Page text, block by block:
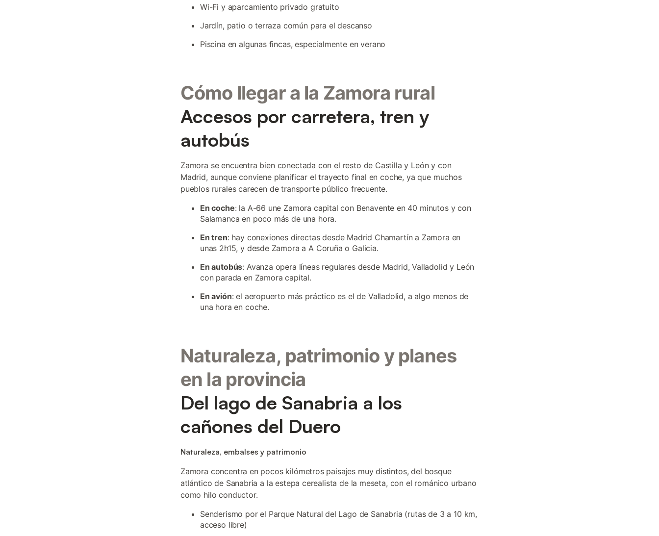
Wi-Fi y aparcamiento privado gratuito
Jardín, patio o terraza común para el descanso
Piscina en algunas fincas, especialmente en verano
Cómo llegar a la Zamora rural
Accesos por carretera, tren y
autobús
Zamora se encuentra bien conectada con el resto de Castilla y León y con
Madrid, aunque conviene planificar el trayecto final en coche, ya que muchos
pueblos rurales carecen de transporte público frecuente.
En coche: la A-66 une Zamora capital con Benavente en 40 minutos y con
Salamanca en poco más de una hora.
En tren: hay conexiones directas desde Madrid Chamartín a Zamora en
unas 2h15, y desde Zamora a A Coruña o Galicia.
En autobús: Avanza opera líneas regulares desde Madrid, Valladolid y León
con parada en Zamora capital.
En avión: el aeropuerto más práctico es el de Valladolid, a algo menos de
una hora en coche.
Naturaleza, patrimonio y planes
en la provincia
Del lago de Sanabria a los
cañones del Duero
Naturaleza, embalses y patrimonio
Zamora concentra en pocos kilómetros paisajes muy distintos, del bosque
atlántico de Sanabria a la estepa cerealista de la meseta, con el románico urbano
como hilo conductor.
Senderismo por el Parque Natural del Lago de Sanabria (rutas de 3 a 10 km,
acceso libre)